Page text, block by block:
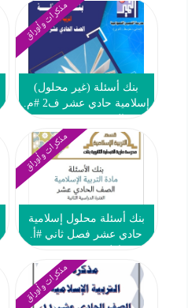
2024-2025
مذكرات وأوراق
بنك أسئلة (غير محلول)
إسلامية حادي عشر ف2 #م.
مذكرات وأوراق
بنك أسئلة محلول إسلامية
حادي عشر فصل ثاني #أ.
مذكرات وأوراق